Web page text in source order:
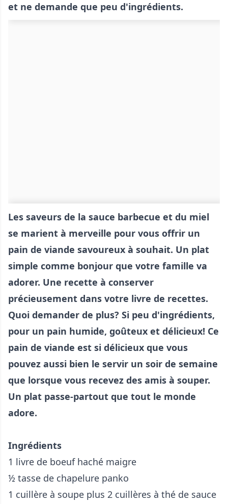
et ne demande que peu d'ingrédients.
Les saveurs de la sauce barbecue et du miel
se marient à merveille pour vous offrir un
pain de viande savoureux à souhait. Un plat
simple comme bonjour que votre famille va
adorer. Une recette à conserver
précieusement dans votre livre de recettes.
Quoi demander de plus? Si peu d'ingrédients,
pour un pain humide, goûteux et délicieux! Ce
pain de viande est si délicieux que vous
pouvez aussi bien le servir un soir de semaine
que lorsque vous recevez des amis à souper.
Un plat passe-partout que tout le monde
adore.
Ingrédients
1 livre de boeuf haché maigre
½ tasse de chapelure panko
1 cuillère à soupe plus 2 cuillères à thé de sauce